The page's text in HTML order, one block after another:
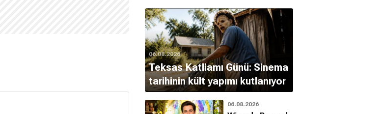
06.08.2026
Teksas Katliamı Günü: Sinema
tarihinin kült yapımı kutlanıyor
06.08.2026